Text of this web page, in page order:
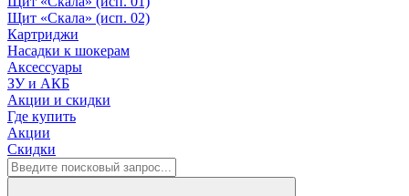
Щит «Скала» (исп. 02)
Картриджи
Насадки к шокерам
Аксессуары
ЗУ и АКБ
Акции и скидки
Где купить
Акции
Скидки